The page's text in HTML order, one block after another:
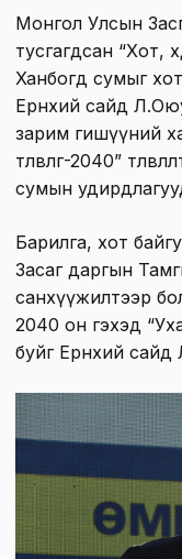
Монгол Улсын
тусгагдсан “Хот,
Ханбогд сумыг хот
Ерөнхий сайд
зарим гишүүний
төлөвлөгөө-2040”
сумын
Барилга, хот
Засаг даргын
санхүүжилтээр
2040 он гэхэд
буйг Ерөнхий